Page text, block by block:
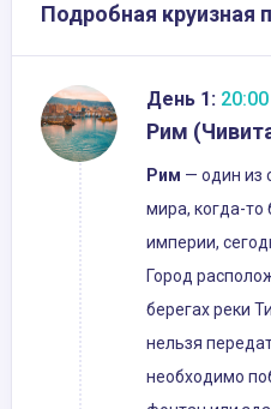
Подробная круизная
День 1: 20:00
Рим
Рим — один из
мира, когда-то
империи,
Город
берегах реки
нельзя
необходимо